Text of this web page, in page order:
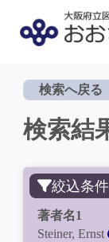
検索へ戻る
検索結
絞込条件
著者名1
Steiner, Ernst